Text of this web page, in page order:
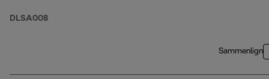
DLSA008
Sammenlign